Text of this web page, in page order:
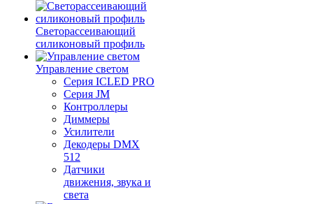
Светорассеивающий
силиконовый профиль
Управление светом
Серия ICLED PRO
Серия JM
Контроллеры
Диммеры
Усилители
Декодеры DMX
512
Датчики
движения, звука и
света